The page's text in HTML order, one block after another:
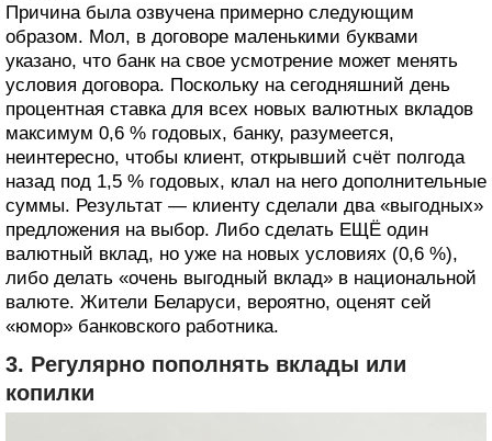
Причина была озвучена примерно следующим
образом. Мол, в договоре маленькими буквами
указано, что банк на свое усмотрение может менять
условия договора. Поскольку на сегодняшний день
процентная ставка для всех новых валютных вкладов
максимум 0,6 % годовых, банку, разумеется,
неинтересно, чтобы клиент, открывший счёт полгода
назад под 1,5 % годовых, клал на него дополнительные
суммы. Результат — клиенту сделали два «выгодных»
предложения на выбор. Либо сделать ЕЩЁ один
валютный вклад, но уже на новых условиях (0,6 %),
либо делать «очень выгодный вклад» в национальной
валюте. Жители Беларуси, вероятно, оценят сей
«юмор» банковского работника.
3. Регулярно пополнять вклады или
копилки